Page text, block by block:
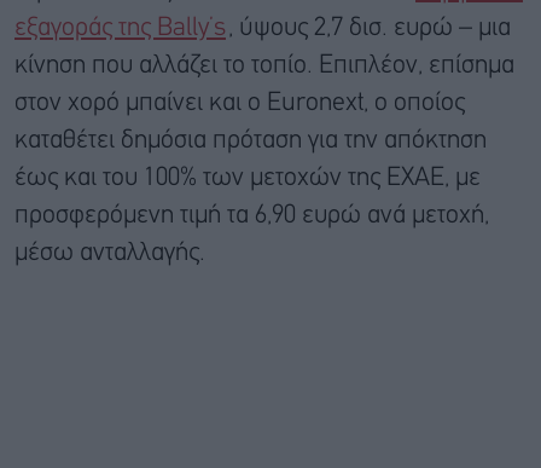
εξαγοράς της Bally’s
, ύψους 2,7 δισ. ευρώ – μια
κίνηση που αλλάζει το τοπίο. Επιπλέον, επίσημα
στον χορό μπαίνει και ο Euronext, ο οποίος
καταθέτει δημόσια πρόταση για την απόκτηση
έως και του 100% των μετοχών της ΕΧΑΕ, με
προσφερόμενη τιμή τα 6,90 ευρώ ανά μετοχή,
μέσω ανταλλαγής.